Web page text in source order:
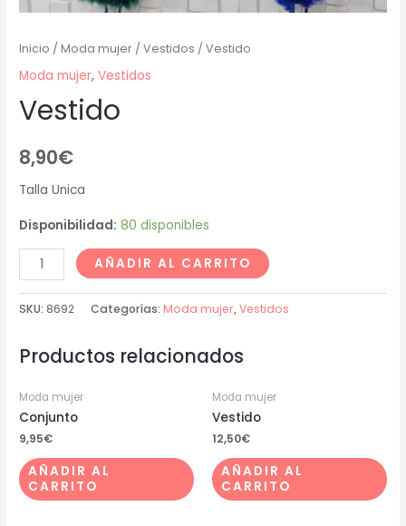
Inicio /Moda mujer /Vestidos / Vestido
Moda mujer,Vestidos
Vestido
8,90€
Talla Unica
Disponibilidad: 80 disponibles
AÑADIR AL CARRITO
SKU: 8692 Categorías: Moda mujer,Vestidos
Productos relacionados
Moda mujer
Conjunto
9,95€
AÑADIR AL
CARRITO
Moda mujer
Vestido
12,50€
AÑADIR AL
CARRITO